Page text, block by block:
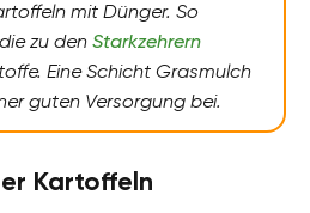
mit Dünger. So
zu den Starkzehrern
Eine Schicht Grasmulch
guten Versorgung bei.
Kartoffeln